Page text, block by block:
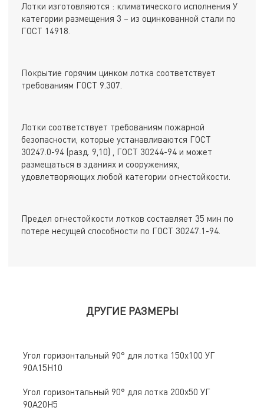
Лотки изготовляются : климатического исполнения У
категории размещения 3 – из оцинкованной стали по
ГОСТ 14918.
Покрытие горячим цинком лотка соответствует
требованиям ГОСТ 9.307.
Лотки соответствует требованиям пожарной
безопасности, которые устанавливаются ГОСТ
30247.0-94 (разд. 9,10) , ГОСТ 30244-94 и может
размещаться в зданиях и сооружениях,
удовлетворяющих любой категории огнестойкости.
Предел огнестойкости лотков составляет 35 мин по
потере несущей способности по ГОСТ 30247.1-94.
ДРУГИЕ РАЗМЕРЫ
Угол горизонтальный 90° для лотка 150х100 УГ
90А15Н10
Угол горизонтальный 90° для лотка 200х50 УГ
90А20Н5